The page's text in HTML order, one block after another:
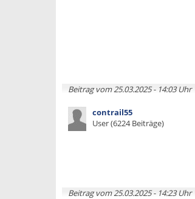
Beitrag vom 25.03.2025 - 14:03 Uhr
contrail55
User (6224 Beiträge)
Beitrag vom 25.03.2025 - 14:23 Uhr